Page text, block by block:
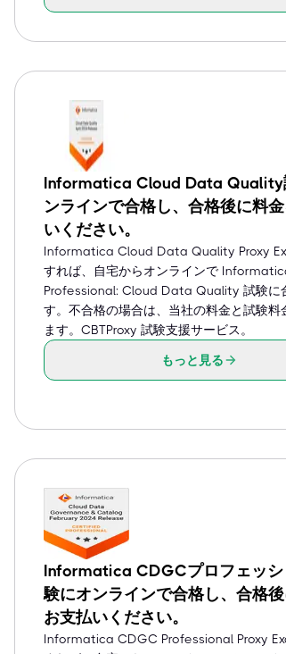
Informatica Cloud Data Quality
ンラインで合格し、合格後に料
いください。
Informatica Cloud Data Quality Proxy
すれば、自宅からオンラインで
Professional: Cloud Data Quality 試験に
す。不合格の場合は、当社の料金と試験料
ます。CBTProxy 試験支援サービス。
もっと見る
Informatica CDGCプロフェッシ
験にオンラインで合格し、合格
お支払いください。
Informatica CDGC Professional Proxy